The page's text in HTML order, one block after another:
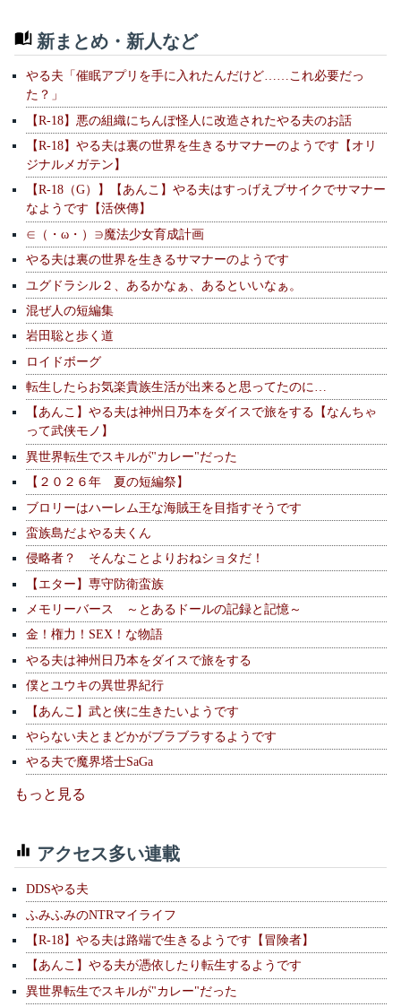
新まとめ・新人など
やる夫「催眠アプリを手に入れたんだけど……これ必要だっ
た？」
【R-18】悪の組織にちんぽ怪人に改造されたやる夫のお話
【R-18】やる夫は裏の世界を生きるサマナーのようです【オリ
ジナルメガテン】
【R-18（G）】【あんこ】やる夫はすっげえブサイクでサマナー
なようです【活俠傳】
∈（・ω・）∋魔法少女育成計画
やる夫は裏の世界を生きるサマナーのようです
ユグドラシル２、あるかなぁ、あるといいなぁ。
混ぜ人の短編集
岩田聡と歩く道
ロイドボーグ
転生したらお気楽貴族生活が出来ると思ってたのに…
【あんこ】やる夫は神州日乃本をダイスで旅をする【なんちゃ
って武侠モノ】
異世界転生でスキルが"カレー"だった
【２０２６年 夏の短編祭】
ブロリーはハーレム王な海賊王を目指すそうです
蛮族島だよやる夫くん
侵略者？ そんなことよりおねショタだ！
【エター】専守防衛蛮族
メモリーバース ～とあるドールの記録と記憶～
金！権力！SEX！な物語
やる夫は神州日乃本をダイスで旅をする
僕とユウキの異世界紀行
【あんこ】武と侠に生きたいようです
やらない夫とまどかがブラブラするようです
やる夫で魔界塔士SaGa
もっと見る
アクセス多い連載
DDSやる夫
ふみふみのNTRマイライフ
【R-18】やる夫は路端で生きるようです【冒険者】
【あんこ】やる夫が憑依したり転生するようです
異世界転生でスキルが"カレー"だった